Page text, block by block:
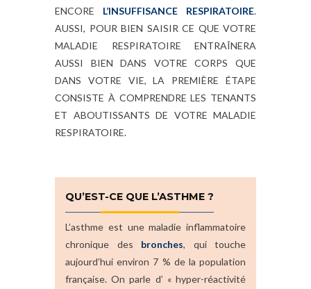
ENCORE L’INSUFFISANCE RESPIRATOIRE.
AUSSI, POUR BIEN SAISIR CE QUE VOTRE
MALADIE RESPIRATOIRE ENTRAÎNERA
AUSSI BIEN DANS VOTRE CORPS QUE
DANS VOTRE VIE, LA PREMIÈRE ÉTAPE
CONSISTE À COMPRENDRE LES TENANTS
ET ABOUTISSANTS DE VOTRE MALADIE
RESPIRATOIRE.
QU’EST-CE QUE L’ASTHME ?
L’asthme est une maladie inflammatoire
chronique des bronches, qui touche
aujourd’hui environ 7 % de la population
française. On parle d’ « hyper-réactivité